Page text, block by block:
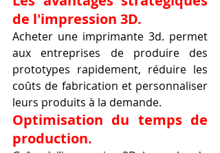
de l'impression 3D.
Acheter une imprimante 3d. permet
aux entreprises de produire des
prototypes rapidement, réduire les
coûts de fabrication et personnaliser
leurs produits à la demande.
Optimisation du temps de
production.